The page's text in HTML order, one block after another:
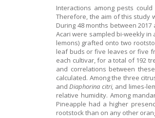
Interactions among pests
Therefore, the aim of this study
During 48 months between
Acari were sampled bi-weekly in
lemons) grafted onto two
leaf buds or five leaves or five
each cultivar, for a total of 192
and correlations between
calculated. Among the three
andDiaphorina citri, and limes-
relative humidity. Among
Pineapple had a higher
rootstock than on any other